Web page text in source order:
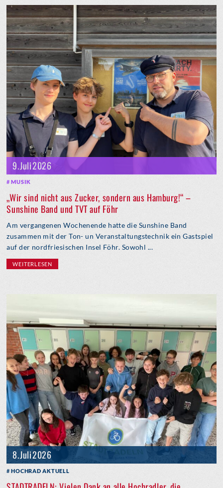
9. Juli 2026
MUSIK
„Wir sind nicht aus Zucker, sondern aus Hamburg!“ –
Sunshine Band und TVT auf Föhr
Am vergangenen Wochenende hatte die Sunshine Band
zusammen mit der Ton- un Veranstaltungstechnik ein Gastspiel
auf der nordfriesischen Insel Föhr. Sowohl ...
WEITERLESEN
8. Juli 2026
HOCHRAD AKTUELL